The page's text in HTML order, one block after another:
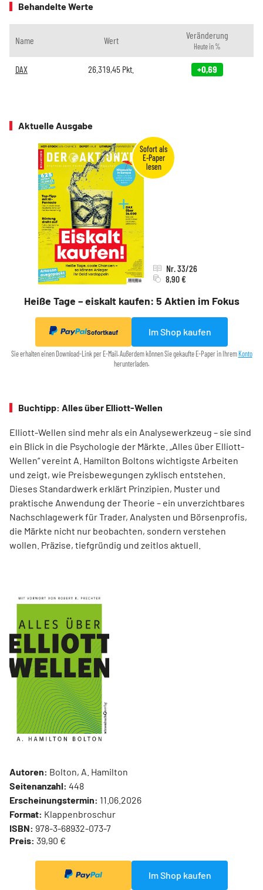
Behandelte Werte
Name Wert Veränderung
Heute in %
DAX 26.319,45 Pkt. +0,69
Aktuelle Ausgabe
Heiße Tage – eiskalt kaufen: 5 Aktien im Fokus
Nr. 33/26
8,90 €
Sofortkauf Im Shop kaufen
Sie erhalten einen Download-Link per E-Mail. Außerdem können Sie gekaufte E-Paper in Ihrem Konto
herunterladen.
Buchtipp: Alles über Elliott-Wellen
Elliott-Wellen sind mehr als ein Analysewerkzeug – sie sind
ein Blick in die Psychologie der Märkte. „Alles über Elliott-
Wellen“ vereint A. Hamilton Boltons wichtigste Arbeiten
und zeigt, wie Preisbewegungen zyklisch entstehen.
Dieses Standardwerk erklärt Prinzipien, Muster und
praktische Anwendung der Theorie – ein unverzichtbares
Nachschlagewerk für Trader, Analysten und Börsenprofis,
die Märkte nicht nur beobachten, sondern verstehen
wollen. Präzise, tiefgründig und zeitlos aktuell.
Autoren: Bolton, A. Hamilton
Seitenanzahl: 448
Erscheinungstermin: 11.06.2026
Format: Klappenbroschur
ISBN: 978-3-68932-073-7
Preis: 39,90 €
Im Shop kaufen